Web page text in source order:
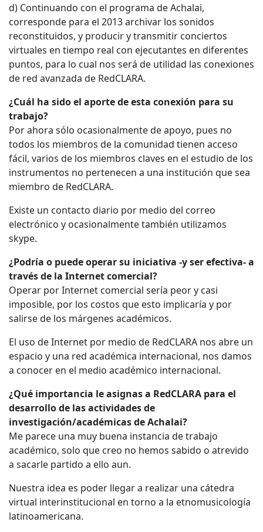
d) Continuando con el programa de Achalai,
corresponde para el 2013 archivar los sonidos
reconstituidos, y producir y transmitir conciertos
virtuales en tiempo real con ejecutantes en diferentes
puntos, para lo cual nos será de utilidad las conexiones
de red avanzada de RedCLARA.
¿Cuál ha sido el aporte de esta conexión para su
trabajo?
Por ahora sólo ocasionalmente de apoyo, pues no
todos los miembros de la comunidad tienen acceso
fácil, varios de los miembros claves en el estudio de los
instrumentos no pertenecen a una institución que sea
miembro de RedCLARA.
Existe un contacto diario por medio del correo
electrónico y ocasionalmente también utilizamos
skype.
¿Podría o puede operar su iniciativa -y ser efectiva- a
través de la Internet comercial?
Operar por Internet comercial sería peor y casi
imposible, por los costos que esto implicaría y por
salirse de los márgenes académicos.
El uso de Internet por medio de RedCLARA nos abre un
espacio y una red académica internacional, nos damos
a conocer en el medio académico internacional.
¿Qué importancia le asignas a RedCLARA para el
desarrollo de las actividades de
investigación/académicas de Achalai?
Me parece una muy buena instancia de trabajo
académico, solo que creo no hemos sabido o atrevido
a sacarle partido a ello aun.
Nuestra idea es poder llegar a realizar una cátedra
virtual interinstitucional en torno a la etnomusicología
latinoamericana.